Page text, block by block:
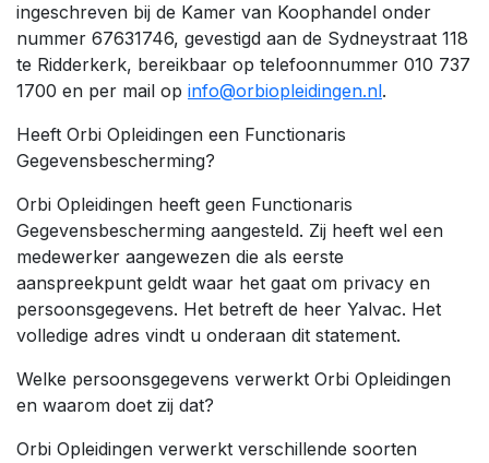
ingeschreven bij de Kamer van Koophandel onder
nummer 67631746, gevestigd aan de Sydneystraat 118
te Ridderkerk, bereikbaar op telefoonnummer 010 737
1700 en per mail op info@orbiopleidingen.nl.
Heeft Orbi Opleidingen een Functionaris
Gegevensbescherming?
Orbi Opleidingen heeft geen Functionaris
Gegevensbescherming aangesteld. Zij heeft wel een
medewerker aangewezen die als eerste
aanspreekpunt geldt waar het gaat om privacy en
persoonsgegevens. Het betreft de heer Yalvac. Het
volledige adres vindt u onderaan dit statement.
Welke persoonsgegevens verwerkt Orbi Opleidingen
en waarom doet zij dat?
Orbi Opleidingen verwerkt verschillende soorten